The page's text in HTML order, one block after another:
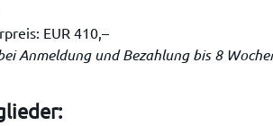
EUR 410,–
Anmeldung und Bezahlung bis 8